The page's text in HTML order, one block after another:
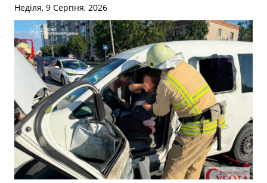
Неділя, 9 Серпня, 2026